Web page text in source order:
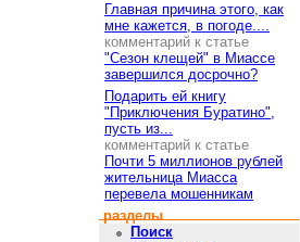
Главная причина этого, как
мне кажется, в погоде....
комментарий к статье
"Сезон клещей" в Миассе
завершился досрочно?
Подарить ей книгу
"Приключения Буратино",
пусть из...
комментарий к статье
Почти 5 миллионов рублей
жительница Миасса
перевела мошенникам
разделы
Поиск